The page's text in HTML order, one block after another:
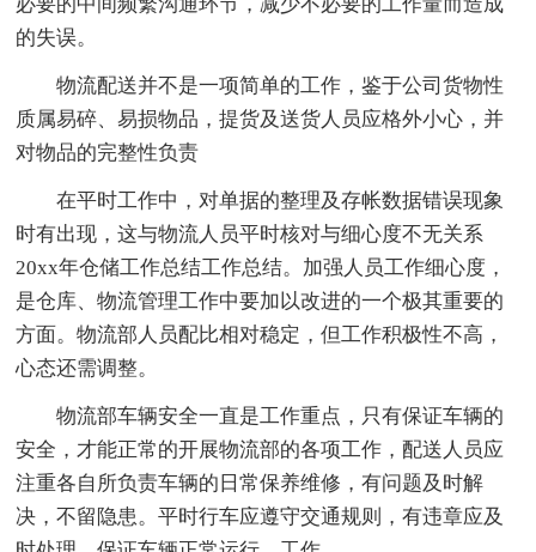
的失误。
物流配送并不是一项简单的工作，鉴于公司货物性
质属易碎、易损物品，提货及送货人员应格外小心，并
对物品的完整性负责
在平时工作中，对单据的整理及存帐数据错误现象
时有出现，这与物流人员平时核对与细心度不无关系
20xx年仓储工作总结工作总结。加强人员工作细心度，
是仓库、物流管理工作中要加以改进的一个极其重要的
方面。物流部人员配比相对稳定，但工作积极性不高，
心态还需调整。
物流部车辆安全一直是工作重点，只有保证车辆的
安全，才能正常的开展物流部的各项工作，配送人员应
注重各自所负责车辆的日常保养维修，有问题及时解
决，不留隐患。平时行车应遵守交通规则，有违章应及